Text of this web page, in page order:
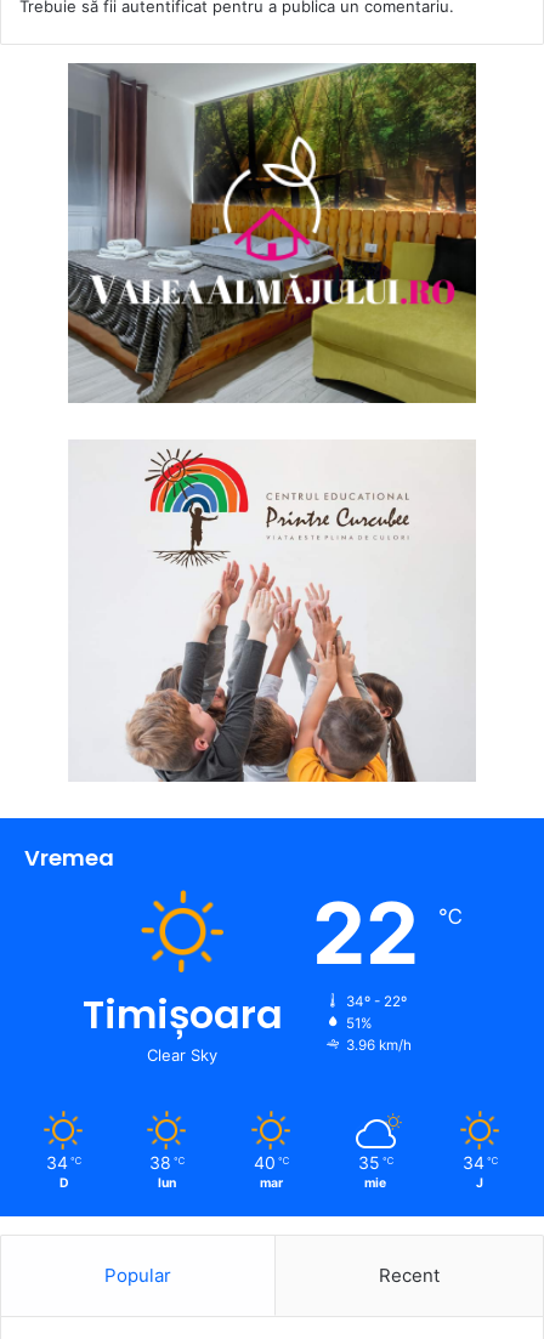
Trebuie să fii autentificat pentru a publica un comentariu.
Vremea
Timișoara
Clear Sky
22 ℃
34º - 22º
51%
3.96 km/h
34 ℃
D
38 ℃
lun
40 ℃
mar
35 ℃
mie
34 ℃
J
Popular Recent